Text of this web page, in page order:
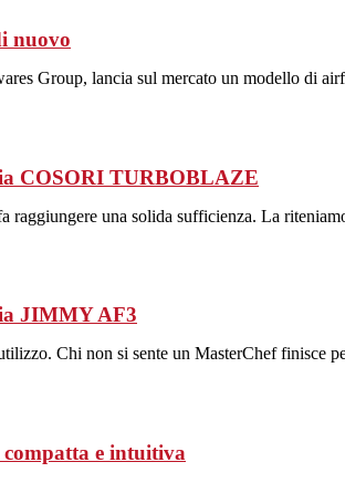
nuovo
Group, lancia sul mercato un modello di
COSORI TURBOBLAZE
una solida sufficienza. La
JIMMY AF3
Chi non si sente un MasterChef finisce
e intuitiva